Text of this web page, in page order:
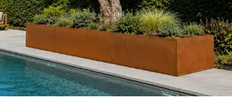
variaties.
Deze
optie
kan
gekozen
worden
de